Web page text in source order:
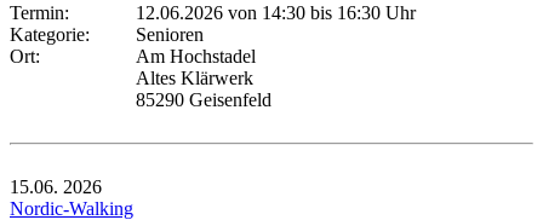
Termin:
12.06.2026 von 14:30 bis 16:30 Uhr
Kategorie:
Senioren
Ort:
Am Hochstadel
Altes Klärwerk
85290 Geisenfeld
15.06. 2026
Nordic-Walking